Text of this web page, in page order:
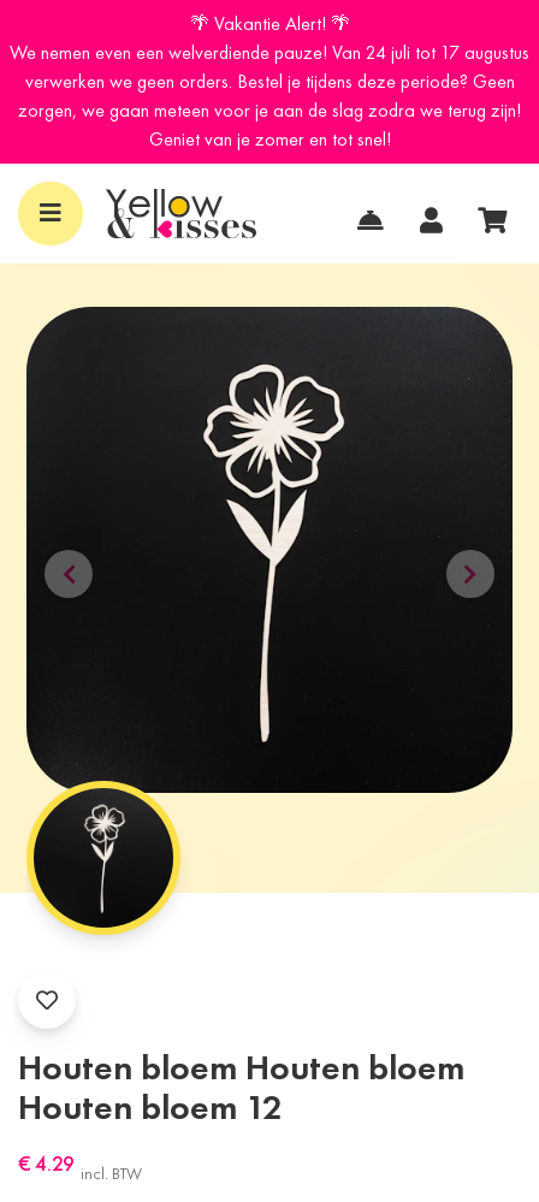
🌴 Vakantie Alert! 🌴
We nemen even een welverdiende pauze! Van 24 juli tot 17 augustus
verwerken we geen orders. Bestel je tijdens deze periode? Geen
zorgen, we gaan meteen voor je aan de slag zodra we terug zijn!
Geniet van je zomer en tot snel!
Houten bloem Houten bloem
Houten bloem 12
€ 4.29 incl. BTW